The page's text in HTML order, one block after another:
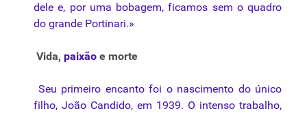
dele e, por uma bobagem, ficamos sem o quadro
do grande Portinari.»
Vida, paixão e morte
Seu primeiro encanto foi o nascimento do único
filho, João Candido, em 1939. O intenso trabalho,